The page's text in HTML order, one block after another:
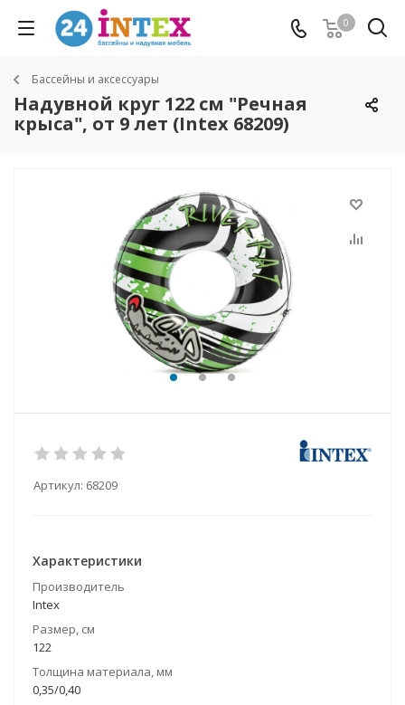
0
Бассейны и аксессуары
Надувной круг 122 см "Речная
крыса", от 9 лет (Intex 68209)
Артикул: 68209
Характеристики
Производитель
Intex
Размер, см
122
Толщина материала, мм
0,35/0,40